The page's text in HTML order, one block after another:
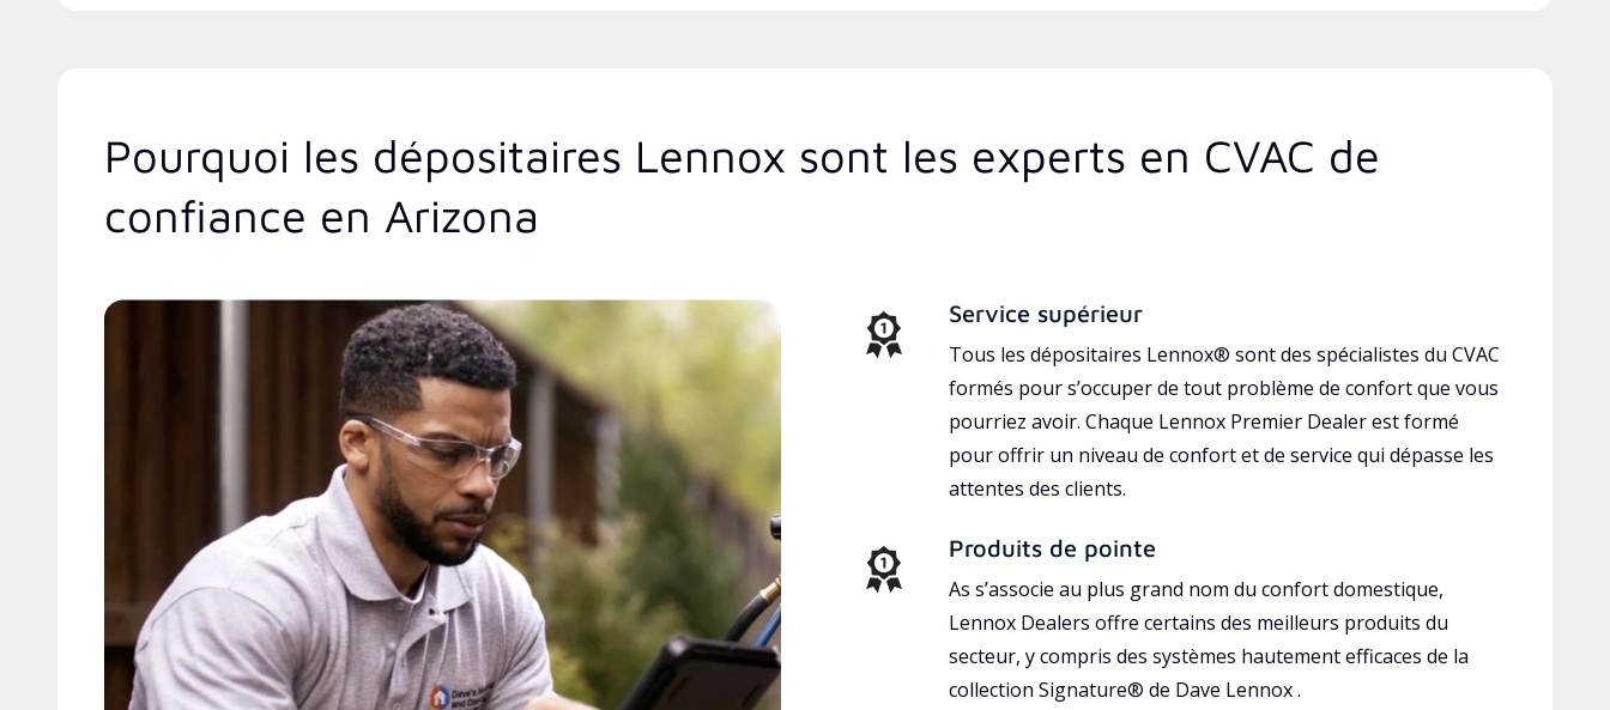
Pourquoi les dépositaires Lennox sont les experts en CVAC de
confiance en Arizona
Service supérieur
Tous les dépositaires Lennox® sont des spécialistes du CVAC
formés pour s’occuper de tout problème de confort que vous
pourriez avoir. Chaque Lennox Premier Dealer est formé
pour offrir un niveau de confort et de service qui dépasse les
attentes des clients.
Produits de pointe
As s’associe au plus grand nom du confort domestique,
Lennox Dealers offre certains des meilleurs produits du
secteur, y compris des systèmes hautement efficaces de la
collection Signature® de Dave Lennox .